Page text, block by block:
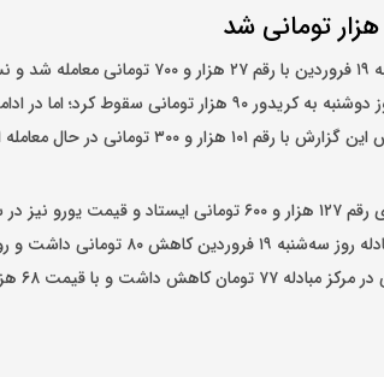
دیجیتال در لحظه نگارش این گزارش با
و ۶۰۰ تومانی ایستاد و قیمت یورو
با قیمت ۶۸ هزار و ۷۵۹ تومانی کشف شد.